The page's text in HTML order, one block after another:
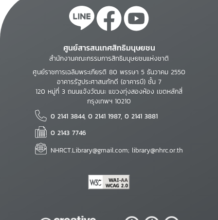
ศูนย์สารสนเทศสิทธิมนุษยชน
สำนักงานคณะกรรมการสิทธิมนุษยชนแห่งชาติ
ศูนย์ราชการเฉลิมพระเกียรติ 80 พรรษา 5 ธันวาคม 2550
อาคารรัฐประศาสนภักดี (อาคารบี) ชั้น 7
120 หมู่ที่ 3 ถนนแจ้งวัฒนะ แขวงทุ่งสองห้อง เขตหลักสี่
กรุงเทพฯ 10210
0 2141 3844, 0 2141 1987, 0 2141 3881
0 2143 7746
NHRCT.Library@gmail.com; library@nhrc.or.th